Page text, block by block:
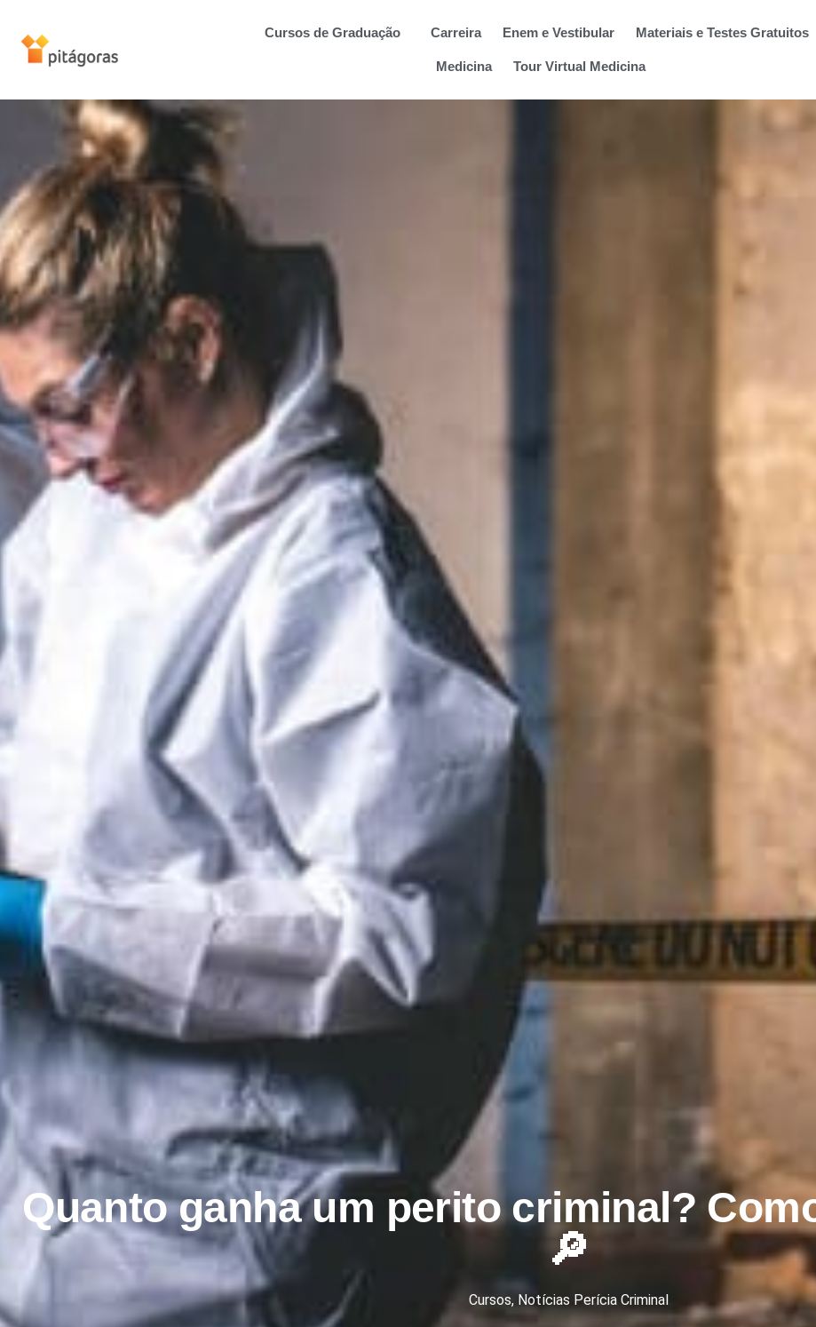
Cursos de Graduação Carreira Enem e Vestibular Materiais e Testes Gratuitos
Medicina Tour Virtual Medicina
Quanto ganha um perito criminal?
🔎
Cursos, Notícias Perícia Criminal